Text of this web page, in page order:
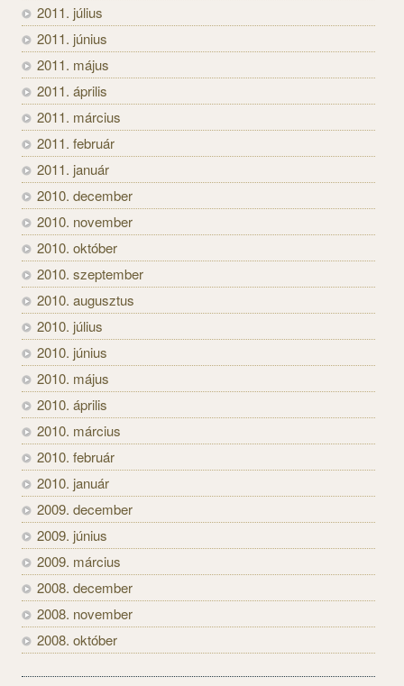
2011. július
2011. június
2011. május
2011. április
2011. március
2011. február
2011. január
2010. december
2010. november
2010. október
2010. szeptember
2010. augusztus
2010. július
2010. június
2010. május
2010. április
2010. március
2010. február
2010. január
2009. december
2009. június
2009. március
2008. december
2008. november
2008. október